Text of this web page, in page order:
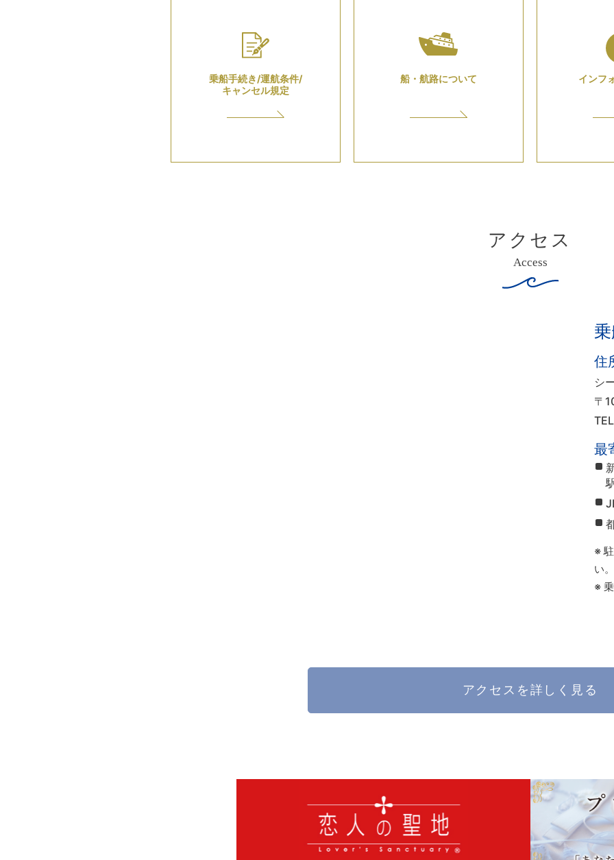
乗船手続き/運航条件/
キャンセル規定
船・航路について インフ
アクセス
Access
住
シ
〒
最
※
い。
※
アクセスを詳しく見る